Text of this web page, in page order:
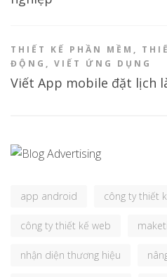
THIẾT KẾ PHẦN MỀM ,
ĐỘNG , VIẾT ỨNG DỤNG
Viết App mobile đặt lịch
app android công ty thiết
công ty thiết kế web
nhận diện thương hiệu